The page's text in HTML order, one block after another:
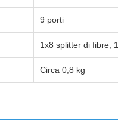
9 porti
1x8 splitter di fibre,
Circa 0,8 kg